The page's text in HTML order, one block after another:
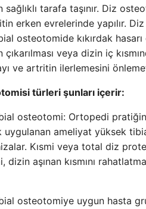
sağlıklı tarafa taşınır. Diz
erken evrelerinde yapılır.
osteotomide kıkırdak
çıkarılması veya dizin iç
ve artritin ilerlemesini
türleri şunları içerir:
osteotomi: Ortopedi
uygulanan ameliyat yüksek
Kısmi veya total diz
dizin aşınan kısmını
osteotomiye uygun hasta